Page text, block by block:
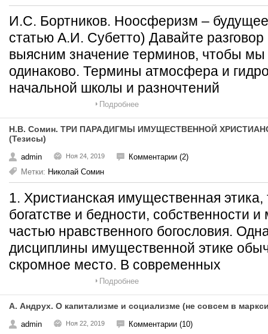
И.С. Бортников. Ноосферизм –
статью А.И. Субетто) Давайте разговор
выясним значение терминов, чтобы
одинаково. Термины атмосфера и
начальной школы и разночтений
Подробнее
Н.В. Сомин. ТРИ ПАРАДИГМЫ ИМУЩЕСТВЕННОЙ
(Тезисы)
admin Ноя 24, 2019
Комментарии (2)
Метки: Николай Сомин
1. Христианская имущественная этика,
богатстве и бедности, собственности
частью нравственного богословия.
дисциплины имущественной этике
скромное место. В современных
Подробнее
А. Андрух. О капитализме и социализме (не совсем в
admin Ноя 22, 2019
Комментарии (10)